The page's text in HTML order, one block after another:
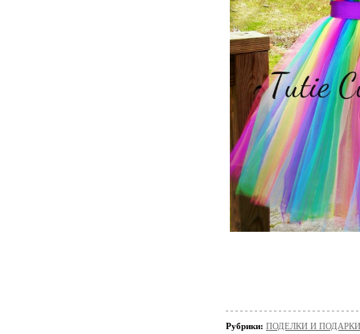
Рубрики: ПОДЕЛКИ И ПОДАРКИ